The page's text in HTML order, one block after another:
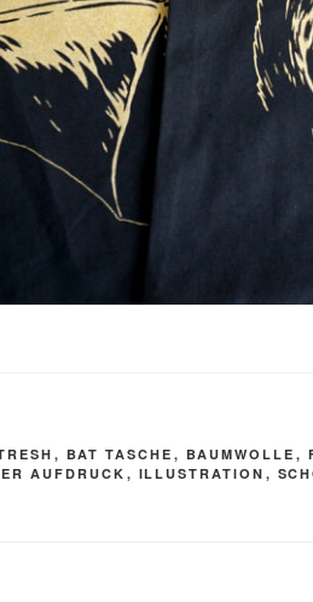
, BAT TASCHE , BAUMWOLLE ,
AUFDRUCK , ILLUSTRATION ,